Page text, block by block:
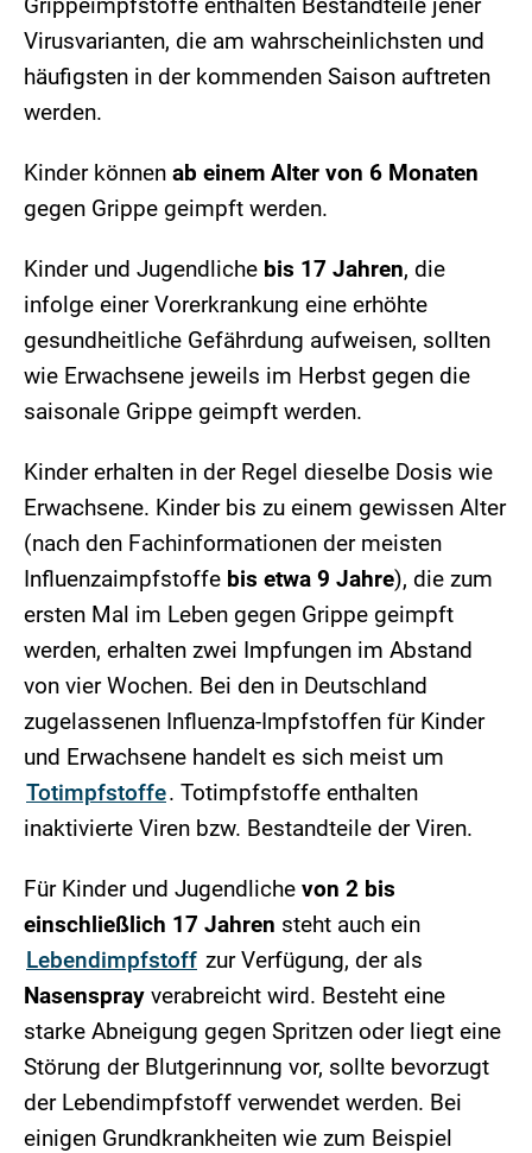
Virusvarianten, die am wahrscheinlichsten und
häufigsten in der kommenden Saison auftreten
werden.
Kinder können ab einem Alter von 6 Monaten
gegen Grippe geimpft werden.
Kinder und Jugendliche bis 17 Jahren, die
infolge einer Vorerkrankung eine erhöhte
gesundheitliche Gefährdung aufweisen, sollten
wie Erwachsene jeweils im Herbst gegen die
saisonale Grippe geimpft werden.
Kinder erhalten in der Regel dieselbe Dosis wie
Erwachsene. Kinder bis zu einem gewissen Alter
(nach den Fachinformationen der meisten
Influenzaimpfstoffe bis etwa 9 Jahre), die zum
ersten Mal im Leben gegen Grippe geimpft
werden, erhalten zwei Impfungen im Abstand
von vier Wochen. Bei den in Deutschland
zugelassenen Influenza-Impfstoffen für Kinder
und Erwachsene handelt es sich meist um
Totimpfstoffe. Totimpfstoffe enthalten
inaktivierte Viren bzw. Bestandteile der Viren.
Für Kinder und Jugendliche von 2 bis
einschließlich 17 Jahren steht auch ein
Lebendimpfstoff zur Verfügung, der als
Nasenspray verabreicht wird. Besteht eine
starke Abneigung gegen Spritzen oder liegt eine
Störung der Blutgerinnung vor, sollte bevorzugt
der Lebendimpfstoff verwendet werden. Bei
einigen Grundkrankheiten wie zum Beispiel